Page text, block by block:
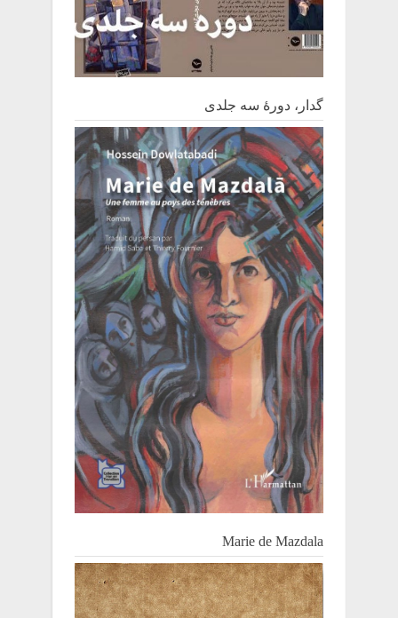
گدار، دورۀ سه جلدی
Marie de Mazdala